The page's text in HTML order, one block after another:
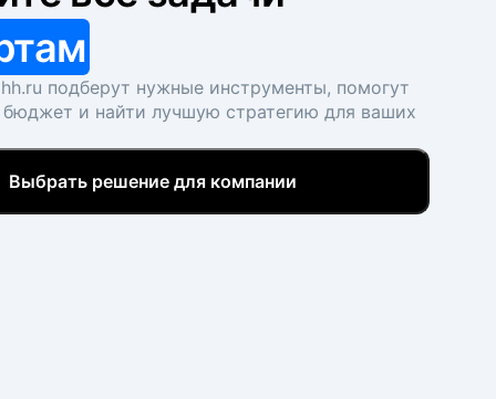
подберут нужные инструменты, помогут
бюджет и найти лучшую стратегию для ваших
Выбрать решение для компании